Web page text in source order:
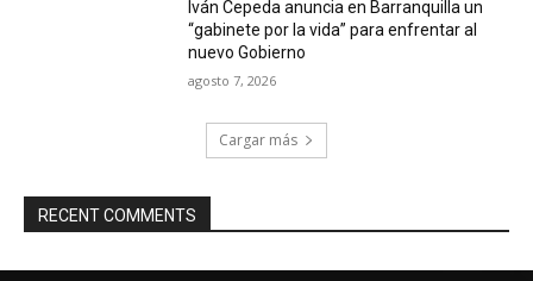
Iván Cepeda anuncia en Barranquilla un
“gabinete por la vida” para enfrentar al
nuevo Gobierno
agosto 7, 2026
Cargar más
RECENT COMMENTS